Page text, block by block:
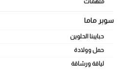
سوبر ماما
حبايبنا الحلوين
حمل وولادة
لياقة ورشاقة